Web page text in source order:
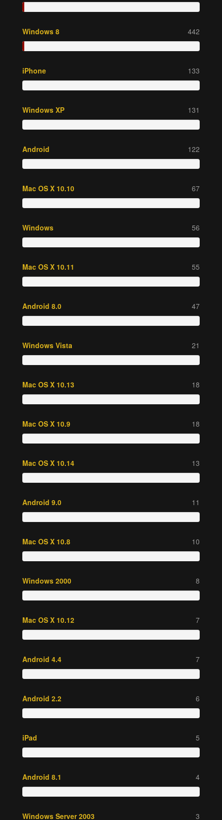
Windows 8 442
iPhone 133
Windows XP 131
Android 122
Mac OS X 10.10 67
Windows 56
Mac OS X 10.11 55
Android 8.0 47
Windows Vista 21
Mac OS X 10.13 18
Mac OS X 10.9 18
Mac OS X 10.14 13
Android 9.0 11
Mac OS X 10.8 10
Windows 2000 8
Mac OS X 10.12 7
Android 4.4 7
Android 2.2 6
iPad 5
Android 8.1 4
Windows Server 2003 3